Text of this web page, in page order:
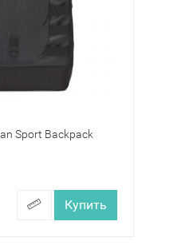
Sport Backpack
Купить